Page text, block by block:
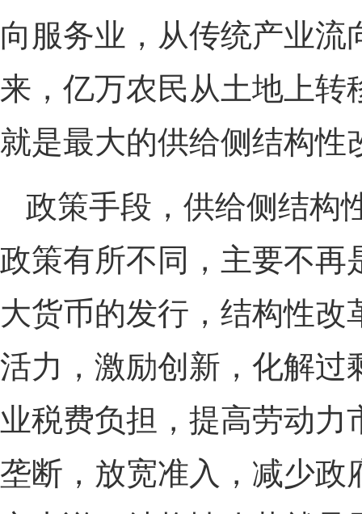
向服务业，从传统产业
来，亿万农民从土地上转
就是最大的供给侧结构性
政策手段，供给侧结构
政策有所不同，主要不再
大货币的发行，结构性
活力，激励创新，化解过
业税费负担，提高劳动
垄断，放宽准入，减少政